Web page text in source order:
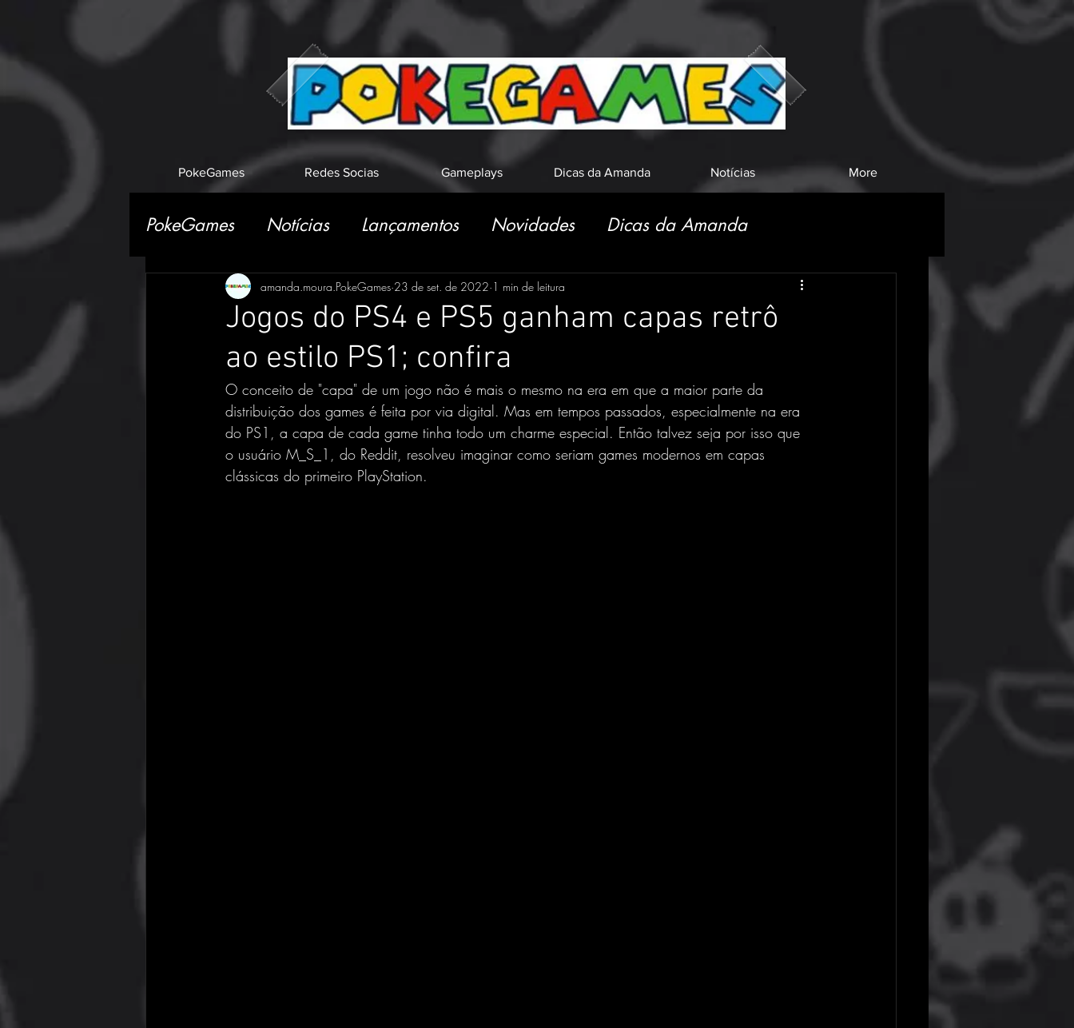
PokeGames Redes Socias Gameplays Dicas da Amanda Notícias More
PokeGames Notícias Lançamentos Novidades Dicas da Amanda
Jogos do PS4 e PS5 ganham capas retrô
ao estilo PS1; confira
amanda.moura.PokeGames 23 de set. de 2022 1 min de leitura
O conceito de "capa" de um jogo não é mais o mesmo na era em que a maior parte da
distribuição dos games é feita por via digital. Mas em tempos passados, especialmente na era
do PS1, a capa de cada game tinha todo um charme especial. Então talvez seja por isso que
o usuário M_S_1, do Reddit, resolveu imaginar como seriam games modernos em capas
clássicas do primeiro PlayStation.